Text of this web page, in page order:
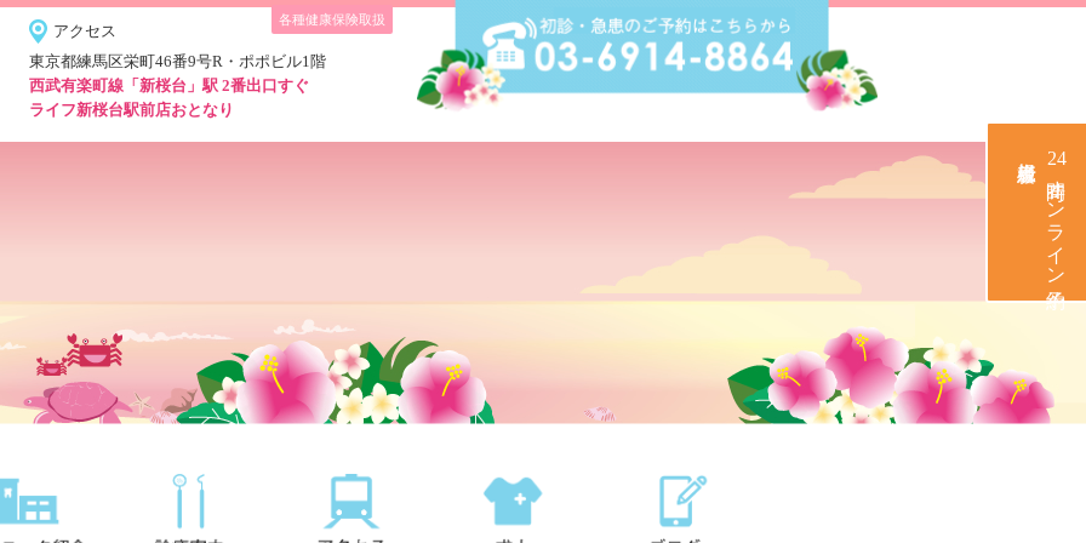
24
時間オンライン予約
新桜仁愛歯科クリニッ
アクセス
東京都練馬区栄町46番9号R・ポポビル1階
西武有楽町線「新桜台」駅 2番出口すぐ
ライフ新桜台駅前店おとなり
各種健康保険取扱